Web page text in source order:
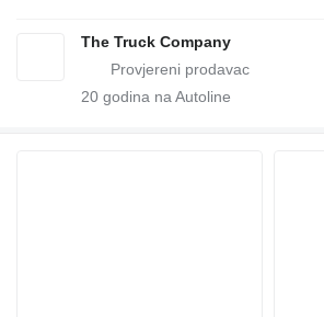
The Truck Company
20 godina na Autoline